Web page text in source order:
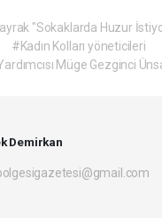
"Sokaklarda Huzur
#Kadın Kolları yöneticileri
Müge Gezginci
Demirkan